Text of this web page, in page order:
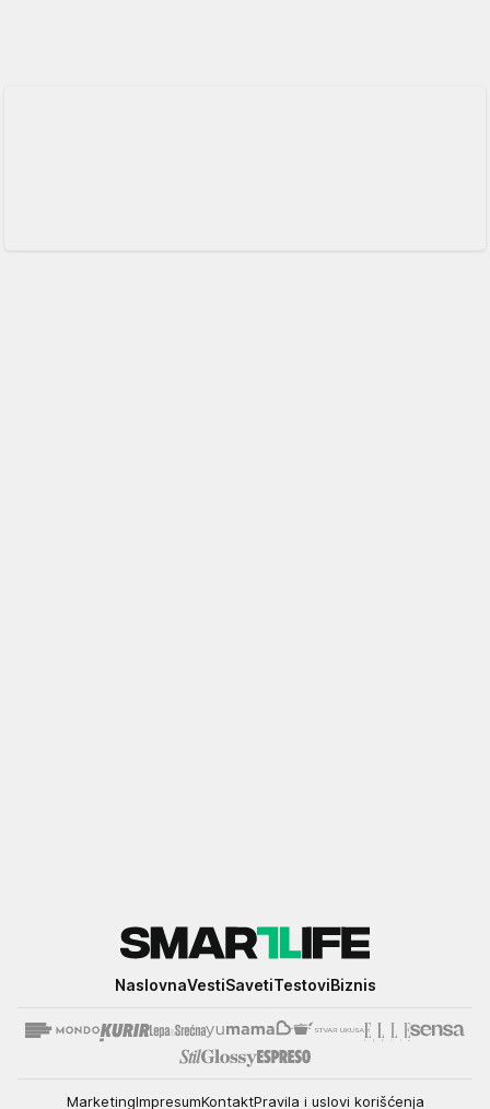
NaslovnaVestiSavetiTestoviBiznis
MarketingImpresumKontaktPravila i uslovi korišćenja